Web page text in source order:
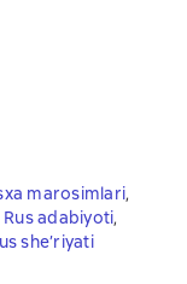
marosimlari,
Rus adabiyoti,
she’riyati